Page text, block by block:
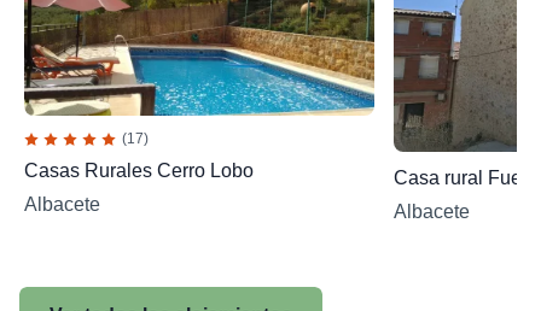
(17)
Casas Rurales Cerro Lobo
Albacete
Casa rural
Albacete